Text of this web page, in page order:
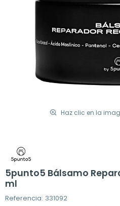
Haz clic en la
5punto5 Bálsamo
ml
Referencia: 331092